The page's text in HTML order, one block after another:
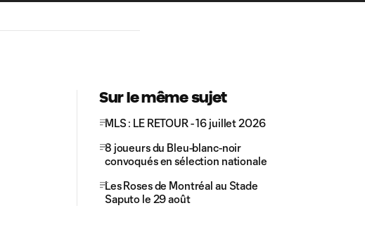
Sur le même sujet
MLS : LE RETOUR - 16 juillet 2026
8 joueurs du Bleu-blanc-noir
convoqués en sélection nationale
Les Roses de Montréal au Stade
Saputo le 29 août